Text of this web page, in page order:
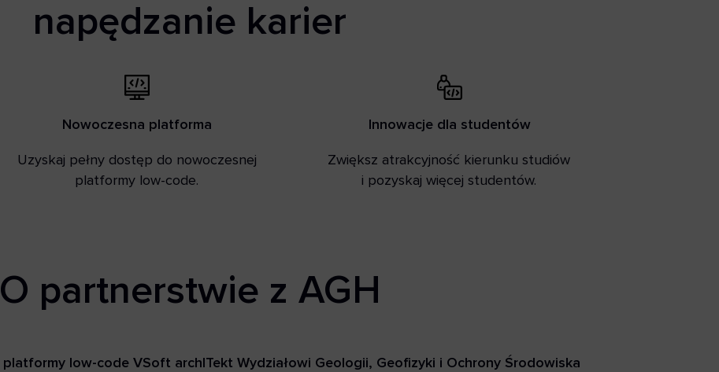
napędzanie karier
Nowoczesna platforma
Uzyskaj pełny dostęp do nowoczesnej
platformy low-code.
Innowacje dla studentów
Zwiększ atrakcyjność kierunku studiów
i pozyskaj więcej studentów.
O partnerstwie z AGH
platformy low-code VSoft archITekt Wydziałowi Geologii, Geofizyki i Ochrony Środowiska